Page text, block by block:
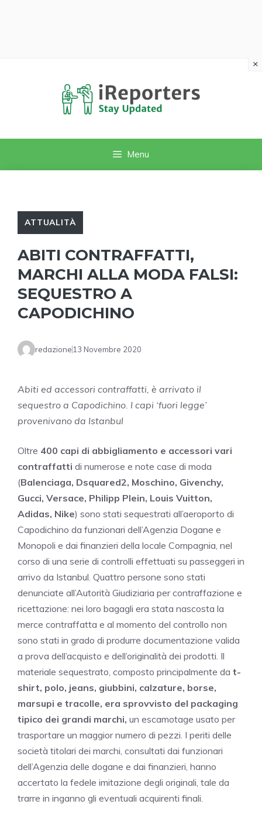
Menu
ATTUALITÀ
ABITI CONTRAFFATTI,
MARCHI ALLA MODA FALSI:
SEQUESTRO A
CAPODICHINO
redazione 13 Novembre 2020
Abiti ed accessori contraffatti, è arrivato il
sequestro a Capodichino. I capi ‘fuori legge’
provenivano da Istanbul
Oltre 400 capi di abbigliamento e accessori vari
contraffatti di numerose e note case di moda
(Balenciaga, Dsquared2, Moschino, Givenchy,
Gucci, Versace, Philipp Plein, Louis Vuitton,
Adidas, Nike) sono stati sequestrati all’aeroporto di
Capodichino da funzionari dell’Agenzia Dogane e
Monopoli e dai finanzieri della locale Compagnia, nel
corso di una serie di controlli effettuati su passeggeri in
arrivo da Istanbul. Quattro persone sono stati
denunciate all’Autorità Giudiziaria per contraffazione e
ricettazione: nei loro bagagli era stata nascosta la
merce contraffatta e al momento del controllo non
sono stati in grado di produrre documentazione valida
a prova dell’acquisto e dell’originalità dei prodotti. Il
materiale sequestrato, composto principalmente da t-
shirt, polo, jeans, giubbini, calzature, borse,
marsupi e tracolle, era sprovvisto del packaging
tipico dei grandi marchi, un escamotage usato per
trasportare un maggior numero di pezzi. I periti delle
società titolari dei marchi, consultati dai funzionari
dell’Agenzia delle dogane e dai finanzieri, hanno
accertato la fedele imitazione degli originali, tale da
trarre in inganno gli eventuali acquirenti finali.
×